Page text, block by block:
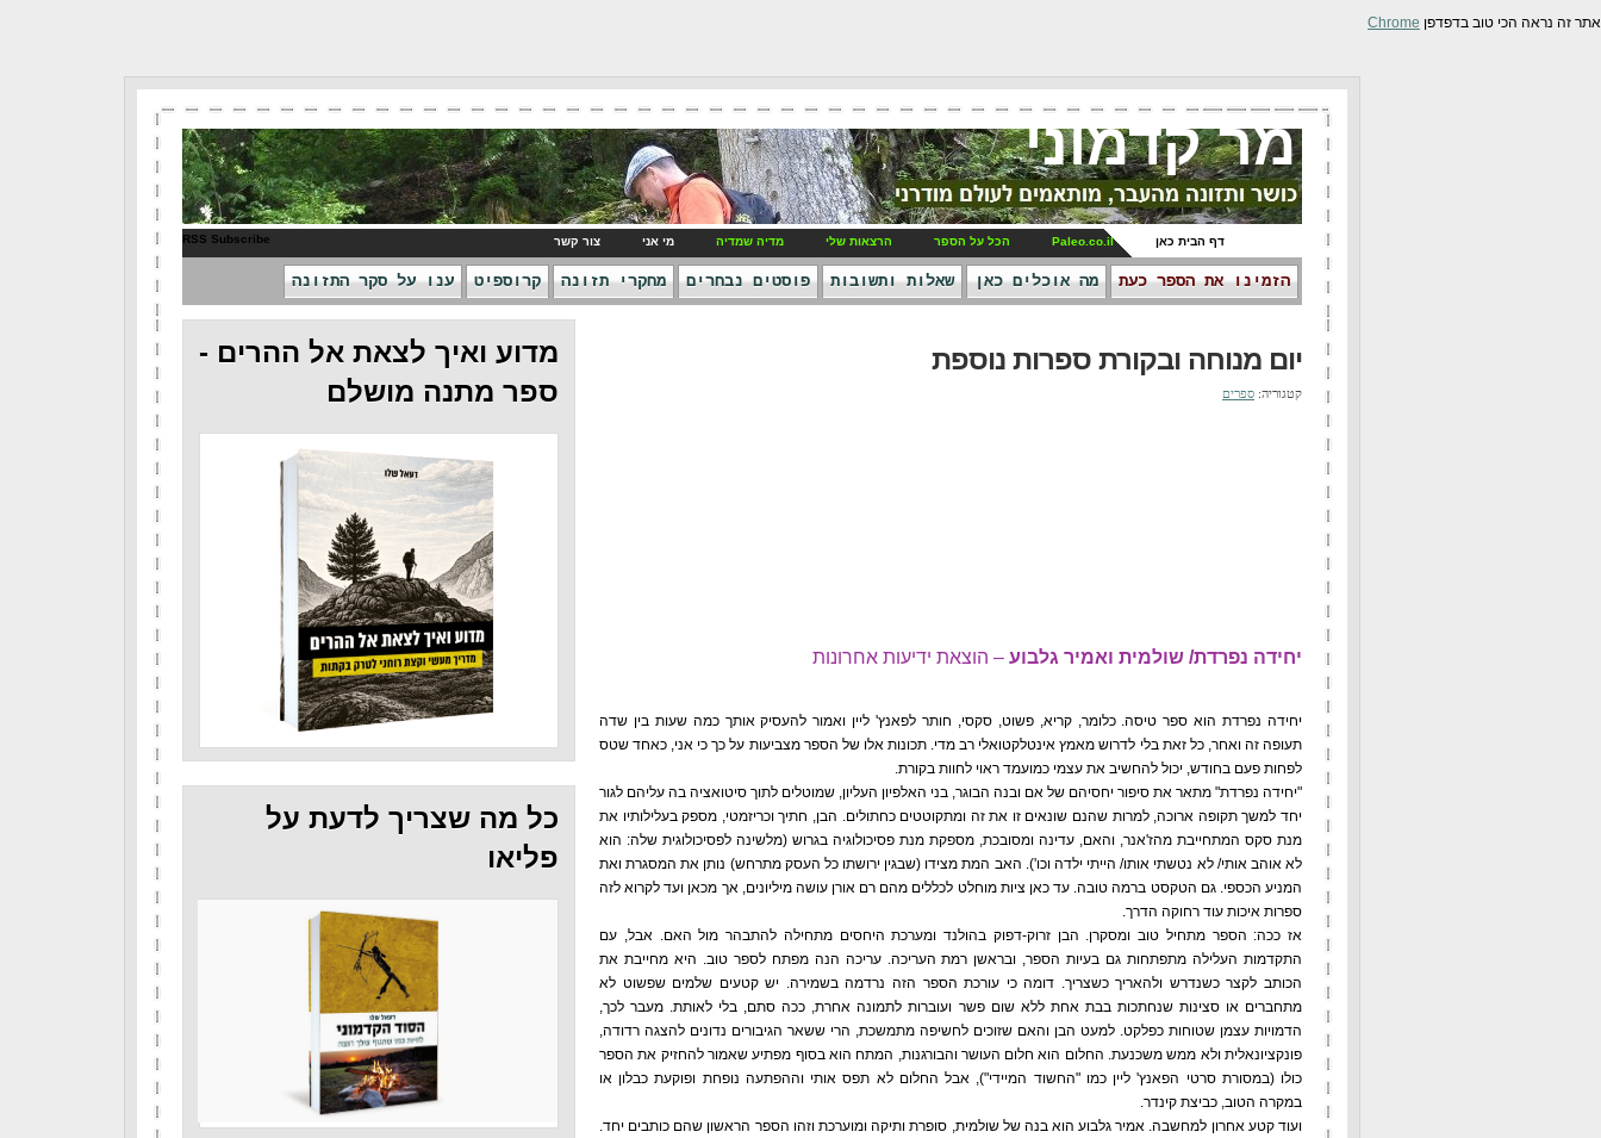
אתר זה נראה הכי טוב בדפדפן Chrome
מר קדמוני
דף הבית כאן Paleo.co.il הכל על הספר הרצאות שלי מדיה שמדיה מי אני צור קשר RSS Subscribe
הזמינו את הספר כעת מה אוכלים כאן שאלות ותשובות פוסטים נבחרים מחקרי תזונה קרוספיט ענו על סקר התזונה
יום מנוחה ובקורת ספרות נוספת
קטגוריה: ספרים
יחידה נפרדת/ שולמית ואמיר גלבוע – הוצאת ידיעות אחרונות
יחידה נפרדת הוא ספר טיסה. כלומר, קריא, פשוט, סקסי, חותר לפאנץ' ליין ואמור להעסיק אותך כמה שעות בין שדה
תעופה זה ואחר, כל זאת בלי לדרוש מאמץ אינטלקטואלי רב מדי. תכונות אלו של הספר מצביעות על כך כי אני, כאחד שטס
לפחות פעם בחודש, יכול להחשיב את עצמי כמועמד ראוי לחוות בקורת.
"יחידה נפרדת" מתאר את סיפור יחסיהם של אם ובנה הבוגר, בני האלפיון העליון, שמוטלים לתוך סיטואציה בה עליהם לגור
יחד למשך תקופה ארוכה, למרות שהנם שונאים זו את זה ומתקוטטים כחתולים. הבן, חתיך וכריזמטי, מספק בעלילותיו את
מנת סקס המתחייבת מהז'אנר, והאם, עדינה ומסובכת, מספקת מנת פסיכולוגיה בגרוש (מלשינה לפסיכולוגית שלה: הוא
לא אוהב אותי/ לא נטשתי אותו/ הייתי ילדה וכו'). האב המת מצידו (שבגין ירושתו כל העסק מתרחש) נותן את המסגרת ואת
המניע הכספי. גם הטקסט ברמה טובה. עד כאן ציות מוחלט לכללים מהם רם אורן עושה מיליונים, אך מכאן ועד לקרוא לזה
ספרות איכות עוד רחוקה הדרך.
אז ככה: הספר מתחיל טוב ומסקרן. הבן זרוק-דפוק בהולנד ומערכת היחסים מתחילה להתבהר מול האם. אבל, עם
התקדמות העלילה מתפתחות גם בעיות הספר, ובראשן רמת העריכה. עריכה הנה מפתח לספר טוב. היא מחייבת את
הכותב לקצר כשנדרש ולהאריך כשצריך. דומה כי עורכת הספר הזה נרדמה בשמירה. יש קטעים שלמים שפשוט לא
מתחברים או סצינות שנחתכות בבת אחת ללא שום פשר ועוברות לתמונה אחרת, ככה סתם, בלי לאותת. מעבר לכך,
הדמויות עצמן שטוחות כפלקט. למעט הבן והאם שזוכים לחשיפה מתמשכת, הרי ששאר הגיבורים נדונים להצגה רדודה,
פונקציונאלית ולא ממש משכנעת. החלום הוא חלום העושר והבורגנות, המתח הוא בסוף מפתיע שאמור להחזיק את הספר
כולו (במסורת סרטי הפאנץ' ליין כמו "החשוד המיידי"), אבל החלום לא תפס אותי וההפתעה נופחת ופוקעת כבלון או
במקרה הטוב, כביצת קינדר.
ועוד קטע אחרון למחשבה. אמיר גלבוע הוא בנה של שולמית, סופרת ותיקה ומוערכת וזהו הספר הראשון שהם כותבים יחד.
מדוע ואיך לצאת אל ההרים -
ספר מתנה מושלם
כל מה שצריך לדעת על
פליאו